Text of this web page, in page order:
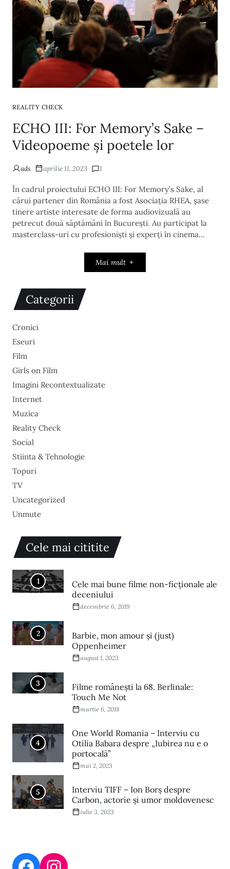
REALITY CHECK
ECHO III: For Memory’s Sake –
Videopoeme și poetele lor
ads aprilie 11, 2023 1
În cadrul proiectului ECHO III: For Memory’s Sake, al
cărui partener din România a fost Asociația RHEA, șase
tinere artiste interesate de forma audiovizuală au
petrecut două săptămâni în București. Au participat la
masterclass-uri cu profesioniști și experți în cinema…
Mai mult
Categorii
Cronici
Eseuri
Film
Girls on Film
Imagini Recontextualizate
Internet
Muzica
Reality Check
Social
Stiinta & Tehnologie
Topuri
TV
Uncategorized
Unmute
Cele mai cititite
1
Cele mai bune filme non-ficționale ale
deceniului
decembrie 6, 2019
2
Barbie, mon amour și (just)
Oppenheimer
august 1, 2023
3
Filme româneşti la 68. Berlinale:
Touch Me Not
martie 6, 2018
4
One World Romania – Interviu cu
Otilia Babara despre „Iubirea nu e o
portocală”
mai 2, 2023
5
Interviu TIFF – Ion Borș despre
Carbon, actorie și umor moldovenesc
iulie 3, 2023